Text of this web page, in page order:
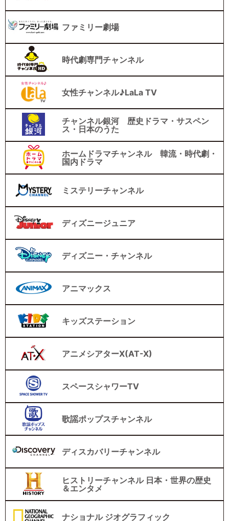
ファミリー劇場
時代劇専門チャンネル
女性チャンネル♪LaLa TV
チャンネル銀河 歴史ドラマ・サスペン
ス・日本のうた
ホームドラマチャンネル 韓流・時代劇・
国内ドラマ
ミステリーチャンネル
ディズニージュニア
ディズニー・チャンネル
アニマックス
キッズステーション
アニメシアターX(AT-X)
スペースシャワーTV
歌謡ポップスチャンネル
ディスカバリーチャンネル
ヒストリーチャンネル 日本・世界の歴史
＆エンタメ
ナショナル ジオグラフィック